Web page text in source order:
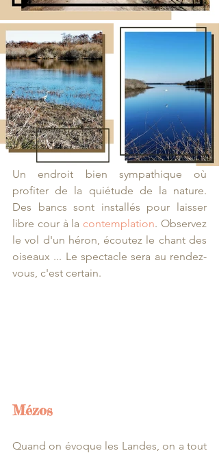
Un endroit bien sympathique où
profiter de la quiétude de la nature.
Des bancs sont installés pour laisser
libre cour à la contemplation. Observez
le vol d'un héron, écoutez le chant des
oiseaux ... Le spectacle sera au rendez-
vous, c'est certain.
Mézos
Quand on évoque les Landes, on a tout